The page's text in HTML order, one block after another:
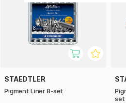
STAEDTLER
Pigment Liner 8-set
set